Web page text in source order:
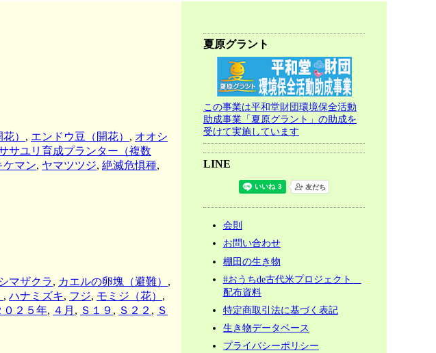
） , エンドウ豆（開花） , オオシ
サユリ育成プランター（複数
ケマン, ヤマツツジ, 絶滅危惧種,
マザクラ, カエルの卵塊（避難） ,
, ハナミズキ, フジ, モミジ（花） ,
０２５年, ４月 , Ｓ１９ , Ｓ２２ , Ｓ
夏原グラント
この事業は平和堂財団環境保全活動
助成事業「夏原グラント」の助成を
受けて実施しています
LINE
会則
お問い合わせ
棚田の生き物
#おうちde古代米プロジェクト
配布資料
特定商取引法に基づく表記
生き物データベース
プライバシーポリシー